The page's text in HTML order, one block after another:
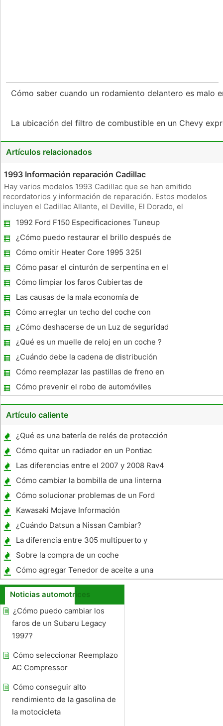
Cómo saber cuando un rodamiento delantero es malo
La ubicación del filtro de combustible en un Chevy
Artículos relacionados
1993 Información reparación Cadillac
Hay varios modelos 1993 Cadillac que se han emitido
recordatorios y información de reparación. Estos modelos
incluyen el Cadillac Allante, el Deville, El Dorado, el
fabricantes, Cadillac emitió el retiro, y las reparó para
asegurar que sus consu
1992 Ford F150 Especificaciones Tuneup
¿Cómo puedo restaurar el brillo después de
frotar embota Compuesto el acabado de un
coche?
Cómo omitir Heater Core 1995 325I
Cómo pasar el cinturón de serpentina en el
1999 Escort ZX2
Cómo limpiar los faros Cubiertas de
plástico
Las causas de la mala economía de
combustible para el GMC Sierra 1500
Cómo arreglar un techo del coche con
fugas
¿Cómo deshacerse de un Luz de seguridad
en un Impala 2002
¿Qué es un muelle de reloj en un coche ?
¿Cuándo debe la cadena de distribución
puede reemplazar en un Jeep Cherokee?
Cómo reemplazar las pastillas de freno en
un Ford Contour
Cómo prevenir el robo de automóviles
Artículo caliente
¿Qué es una batería de relés de protección
Rundown?
Cómo quitar un radiador en un Pontiac
Sunfire 2000
Las diferencias entre el 2007 y 2008 Rav4
Cómo cambiar la bombilla de una linterna
de la motocicleta VTX
Cómo solucionar problemas de un Ford
Contour 1996 Motor
Kawasaki Mojave Información
¿Cuándo Datsun a Nissan Cambiar?
La diferencia entre 305 multipuerto y
Motores TBI
Sobre la compra de un coche
Cómo agregar Tenedor de aceite a una
motocicleta
Noticias automotrices
¿Cómo puedo cambiar los
faros de un Subaru Legacy
1997?
Cómo seleccionar Reemplazo
AC Compressor
Cómo conseguir alto
rendimiento de la gasolina de
la motocicleta